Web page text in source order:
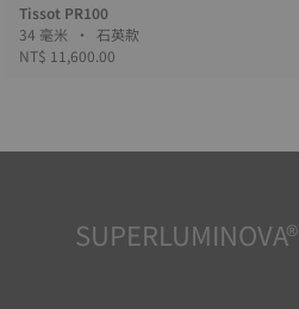
Tissot PR100
34 毫米 • 石英款
NT$ 11,600.00
SUPERLUMINOVA®